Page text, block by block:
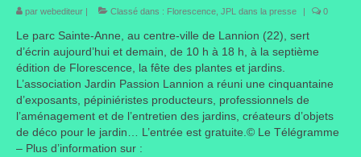
Vannerie
Autres
Bibliothèque
Nouveautés
Revues
par webediteur | Classé dans : Florescence JPL dans la presse | 0
Le parc Sainte-Anne, au centre-ville de Lannion (22), sert
d’écrin aujourd’hui et demain, de 10 h à 18 h, à la septième
édition de Florescence, la fête des plantes et jardins.
L’association Jardin Passion Lannion a réuni une cinquantaine
d’exposants, pépiniéristes producteurs, professionnels de
l’aménagement et de l’entretien des jardins, créateurs d’objets
de déco pour le jardin… L’entrée est gratuite.© Le Télégramme
– Plus d’information sur :